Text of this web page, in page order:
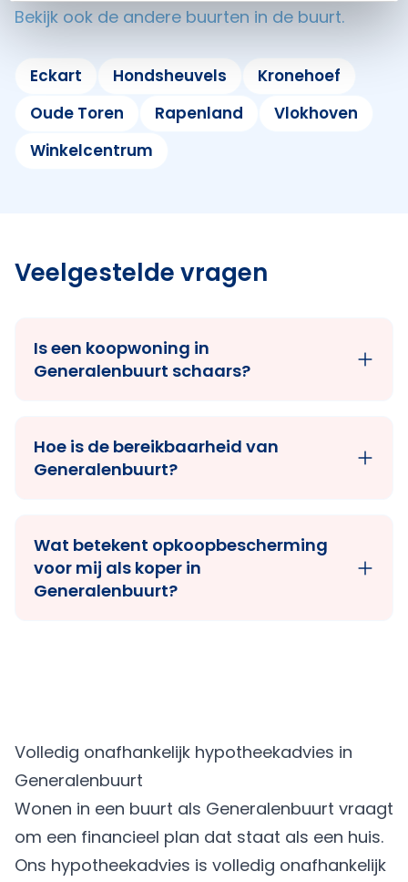
Bekijk ook de andere buurten in de buurt.
Eckart Hondsheuvels
Kronehoef
Oude Toren
Rapenland
Vlokhoven
Winkelcentrum
Veelgestelde vragen
Is een koopwoning in
Generalenbuurt schaars?
Hoe is de bereikbaarheid van
Generalenbuurt?
Wat betekent opkoopbescherming
voor mij als koper in
Generalenbuurt?
Volledig onafhankelijk hypotheekadvies in
Generalenbuurt
Wonen in een buurt als Generalenbuurt vraagt
om een financieel plan dat staat als een huis.
Ons hypotheekadvies is volledig onafhankelijk